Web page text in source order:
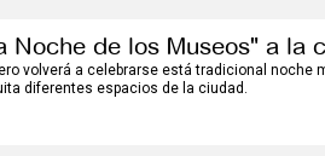
Noche de los Museos" a la
volverá a celebrarse está tradicional noche
diferentes espacios de la ciudad.